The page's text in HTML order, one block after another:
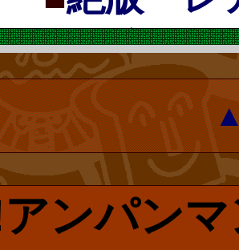
25巻)(やな
ページ 絶版
の投票で復
復刊ドットコ
されている『
票で復刻 復
復刊ドットコ
プページです。
で手に入らない
▲
ンパン